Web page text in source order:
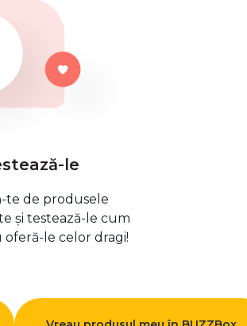
le
te de produsele
și testează-le cum
oferă-le celor dragi!